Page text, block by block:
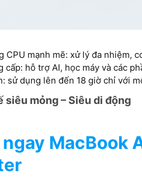
CPU mạnh mẽ: xử lý đa nhiệm,
cấp: hỗ trợ AI, học máy và các
sử dụng lên đến 18 giờ chỉ với
siêu mỏng – Siêu di động
MacBook